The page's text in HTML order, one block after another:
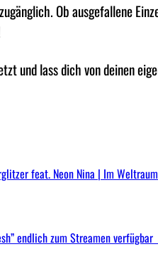
Ob ausgefallene
und lass dich von deinen
feat. Neon Nina | Im
endlich zum Streamen verfügbar